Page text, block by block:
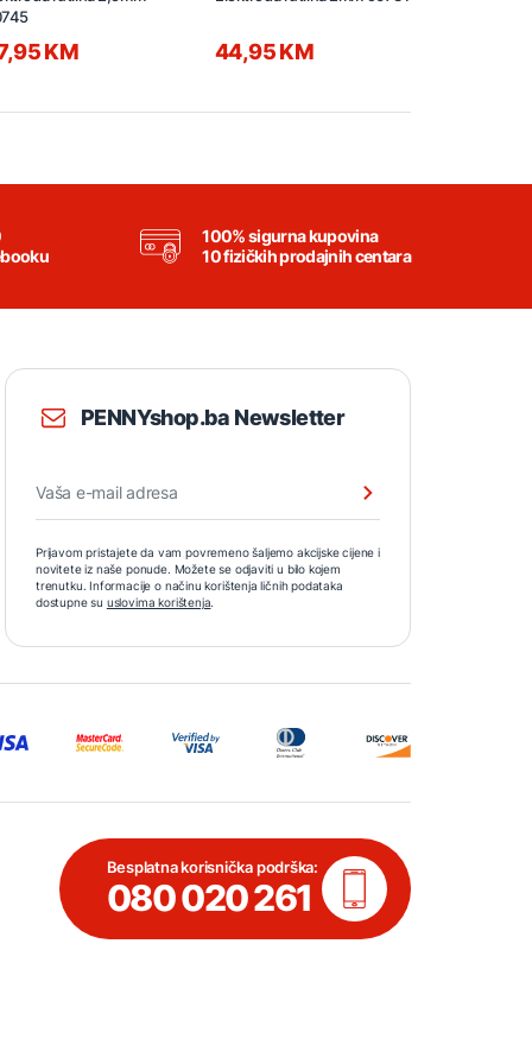
KM 44,95 KM
100% sigurna kupovina
10 fizičkih prodajnih centara
PENNYshop.ba Newsletter
Prijavom pristajete da vam povremeno šaljemo akcijske cijene i
novitete iz naše ponude. Možete se odjaviti u bilo kojem
trenutku. Informacije o načinu korištenja ličnih podataka
dostupne su uslovima korištenja.
Besplatna korisnička podrška:
080 020 261